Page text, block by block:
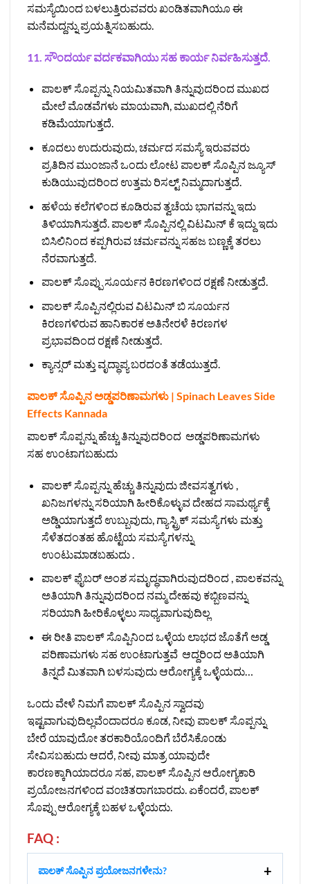
ಸಮಸ್ಯೆಯಿ೦ದ ಬಳಲುತ್ತಿರುವವರು ಖ೦ಡಿತವಾಗಿಯೂ ಈ
ಮನೆಮದ್ದನ್ನು ಪ್ರಯತ್ನಿಸಬಹುದು.
11. ಸೌಂದರ್ಯ ವರ್ದಕವಾಗಿಯು ಸಹ ಕಾರ್ಯ ನಿರ್ವಹಿಸುತ್ತದೆ.
ಪಾಲಕ್ ಸೊಪ್ಪನ್ನು ನಿಯಮಿತವಾಗಿ ತಿನ್ನುವುದರಿಂದ ಮುಖದ
ಮೇಲೆ ಮೊಡವೆಗಳು ಮಾಯವಾಗಿ, ಮುಖದಲ್ಲಿ ನೆರಿಗೆ
ಕಡಿಮೆಯಾಗುತ್ತದೆ.
ಕೂದಲು ಉದುರುವುದು, ಚರ್ಮದ ಸಮಸ್ಯೆ ಇರುವವರು
ಪ್ರತಿದಿನ ಮುಂಜಾನೆ ಒಂದು ಲೋಟ ಪಾಲಕ್ ಸೊಪ್ಪಿನ ಜ್ಯೂಸ್
ಕುಡಿಯುವುದರಿಂದ ಉತ್ತಮ ರಿಸಲ್ಟ್ ನಿಮ್ಮದಾಗುತ್ತದೆ.
ಹಳೆಯ ಕಲೆಗಳಿಂದ ಕೂಡಿರುವ ತ್ವಚೆಯ ಭಾಗವನ್ನು ಇದು
ತಿಳಿಯಾಗಿಸುತ್ತದೆ. ಪಾಲಕ್ ಸೊಪ್ಪಿನಲ್ಲಿ ವಿಟಮಿನ್ ಕೆ ಇದ್ದು ಇದು
ಬಿಸಿಲಿನಿಂದ ಕಪ್ಪಗಿರುವ ಚರ್ಮವನ್ನು ಸಹಜ ಬಣ್ಣಕ್ಕೆ ತರಲು
ನೆರವಾಗುತ್ತದೆ.
ಪಾಲಕ್ ಸೊಪ್ಪು ಸೂರ್ಯನ ಕಿರಣಗಳಿಂದ ರಕ್ಷಣೆ ನೀಡುತ್ತದೆ.
ಪಾಲಕ್ ಸೊಪ್ಪಿನಲ್ಲಿರುವ ವಿಟಮಿನ್ ಬಿ ಸೂರ್ಯನ
ಕಿರಣಗಳಿರುವ ಹಾನಿಕಾರಕ ಅತಿನೇರಳೆ ಕಿರಣಗಳ
ಪ್ರಭಾವದಿಂದ ರಕ್ಷಣೆ ನೀಡುತ್ತದೆ.
ಕ್ಯಾನ್ಸರ್ ಮತ್ತು ವೃದ್ಧಾಪ್ಯ ಬರದಂತೆ ತಡೆಯುತ್ತದೆ.
ಪಾಲಕ್ ಸೊಪ್ಪಿನ ಅಡ್ಡಪರಿಣಾಮಗಳು | Spinach Leaves Side
Effects Kannada
ಪಾಲಕ್ ಸೊಪ್ಪನ್ನು ಹೆಚ್ಚು ತಿನ್ನುವುದರಿಂದ ಅಡ್ಡಪರಿಣಾಮಗಳು
ಸಹ ಉಂಟಾಗಬಹುದು
ಪಾಲಕ್ ಸೊಪ್ಪನ್ನು ಹೆಚ್ಚು ತಿನ್ನುವುದು ಜೀವಸತ್ವಗಳು ,
ಖನಿಜಗಳನ್ನು ಸರಿಯಾಗಿ ಹೀರಿಕೊಳ್ಳುವ ದೇಹದ ಸಾಮರ್ಥ್ಯಕ್ಕೆ
ಅಡ್ಡಿಯಾಗುತ್ತದೆ ಉಬ್ಬುವುದು, ಗ್ಯಾಸ್ಟ್ರಿಕ್ ಸಮಸ್ಯೆಗಳು ಮತ್ತು
ಸೆಳೆತದಂತಹ ಹೊಟ್ಟೆಯ ಸಮಸ್ಯೆಗಳನ್ನು
ಉಂಟುಮಾಡಬಹುದು .
ಪಾಲಕ್ ಫೈಬರ್ ಅಂಶ ಸಮೃದ್ಧವಾಗಿರುವುದರಿಂದ , ಪಾಲಕವನ್ನು
ಅತಿಯಾಗಿ ತಿನ್ನುವುದರಿಂದ ನಮ್ಮ ದೇಹವು ಕಬ್ಬಿಣವನ್ನು
ಸರಿಯಾಗಿ ಹೀರಿಕೊಳ್ಳಲು ಸಾಧ್ಯವಾಗುವುದಿಲ್ಲ
ಈ ರೀತಿ ಪಾಲಕ್ ಸೊಪ್ಪಿನಿಂದ ಒಳ್ಳೆಯ ಲಾಭದ ಜೊತೆಗೆ ಅಡ್ಡ
ಪರಿಣಾಮಗಳು ಸಹ ಉಂಟಾಗುತ್ತವೆ ಆದ್ದರಿಂದ ಅತಿಯಾಗಿ
ತಿನ್ನದೆ ಮಿತವಾಗಿ ಬಳಸುವುದು ಆರೋಗ್ಯಕ್ಕೆ ಒಳ್ಳೆಯದು…
ಒ೦ದು ವೇಳೆ ನಿಮಗೆ ಪಾಲಕ್ ಸೊಪ್ಪಿನ ಸ್ವಾದವು
ಇಷ್ಟವಾಗುವುದಿಲ್ಲವೆ೦ದಾದರೂ ಕೂಡ, ನೀವು ಪಾಲಕ್ ಸೊಪ್ಪನ್ನು
ಬೇರೆ ಯಾವುದೋ ತರಕಾರಿಯೊ೦ದಿಗೆ ಬೆರೆಸಿಕೊ೦ಡು
ಸೇವಿಸಬಹುದು ಆದರೆ, ನೀವು ಮಾತ್ರ ಯಾವುದೇ
ಕಾರಣಕ್ಕಾಗಿಯಾದರೂ ಸಹ, ಪಾಲಕ್ ಸೊಪ್ಪಿನ ಆರೋಗ್ಯಕಾರಿ
ಪ್ರಯೋಜನಗಳಿ೦ದ ವ೦ಚಿತರಾಗಬಾರದು. ಏಕೆ೦ದರೆ, ಪಾಲಕ್
ಸೊಪ್ಪು ಆರೋಗ್ಯಕ್ಕೆ ಬಹಳ ಒಳ್ಳೆಯದು.
FAQ :
ಪಾಲಕ್ ಸೊಪ್ಪಿನ ಪ್ರಯೋಜನಗಳೇನು?